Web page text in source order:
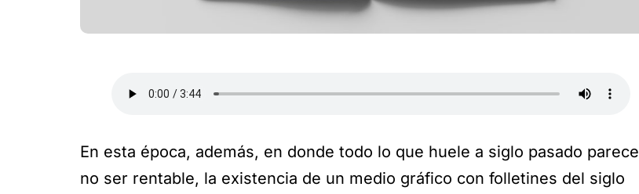
En esta época, además, en donde todo lo que huele a siglo pasado parece
no ser rentable, la existencia de un medio gráfico con folletines del siglo